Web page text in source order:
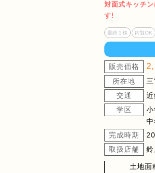
対面式キッチ
す!
最終１棟 内覧OK
販売価格
所在地
交通
学区
完成時期
取扱店舗
土地面